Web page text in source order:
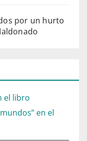
por un hurto
el libro
en el